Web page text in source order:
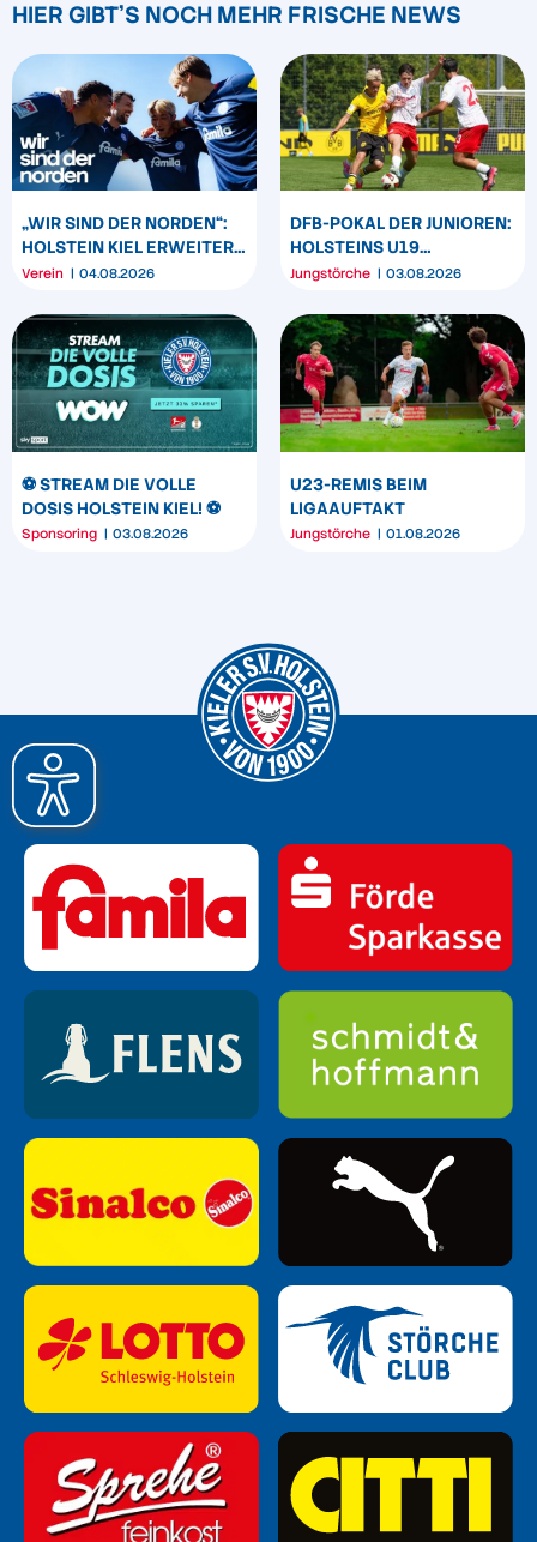
HIER GIBT'S NOCH MEHR FRISCHE NEWS
„WIR SIND DER NORDEN“:
HOLSTEIN KIEL ERWEITERT
SEIN MARKENBILD
Verein 04.08.2026
DFB-POKAL DER JUNIOREN:
HOLSTEINS U19
TRIUMPHIERT IN
Jungstörche 03.08.2026
⚽️ STREAM DIE VOLLE
DOSIS HOLSTEIN KIEL! ⚽️
Sponsoring 03.08.2026
U23-REMIS BEIM
LIGAAUFTAKT
Jungstörche 01.08.2026